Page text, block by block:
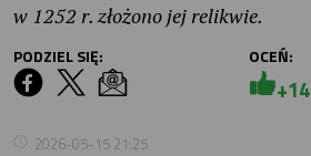
w 1252 r. złożono jej relikwie.
PODZIEL SIĘ: OCEŃ:
+14
2026-05-15 21:25